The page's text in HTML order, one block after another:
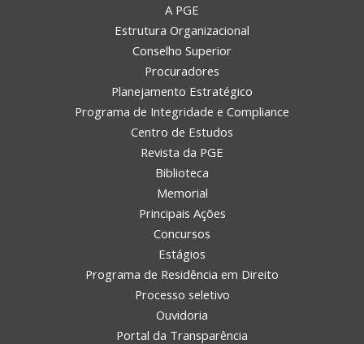
A PGE
Estrutura Organizacional
Conselho Superior
Procuradores
Planejamento Estratégico
Programa de Integridade e Compliance
Centro de Estudos
Revista da PGE
Biblioteca
Memorial
Principais Ações
Concursos
Estágios
Programa de Residência em Direito
Processo seletivo
Ouvidoria
Portal da Transparência